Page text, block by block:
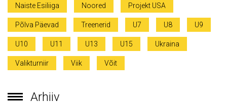
Naiste Esiliiga Noored Projekt USA
Põlva Päevad Treenerid U7 U8 U9
U10 U11 U13 U15 Ukraina
Valikturniir Viik Võit
Arhiiv